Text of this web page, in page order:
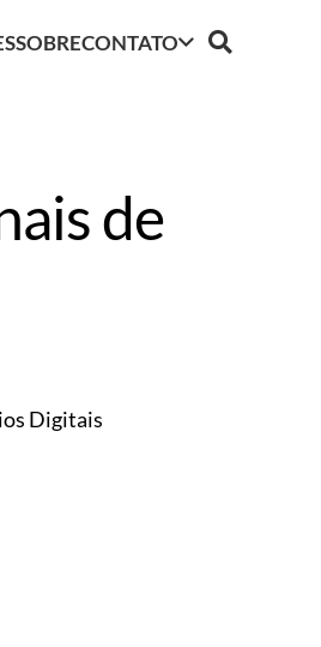
SOBRECONTATO
de
Digitais